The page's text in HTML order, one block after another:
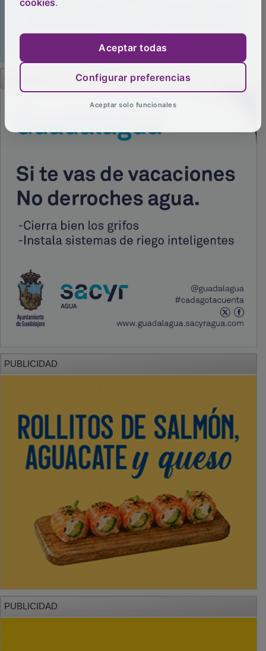
PUBLICIDAD
PUBLICIDAD
cookies.
Aceptar todas
Configurar preferencias
Aceptar solo funcionales